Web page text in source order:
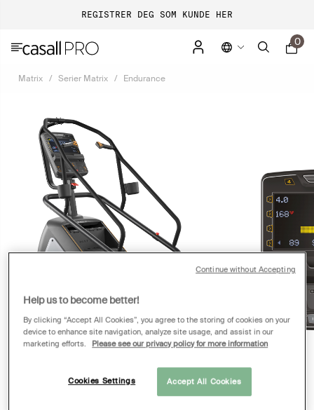
REGISTRER DEG SOM KUNDE HER
0
Matrix Serier Matrix Endurance
Help us to become better!
By clicking “Accept All Cookies”, you agree to the storing of cookies on your
device to enhance site navigation, analyze site usage, and assist in our
marketing efforts.
Please see our privacy policy for more information
Cookies Settings Accept All Cookies
Continue without Accepting